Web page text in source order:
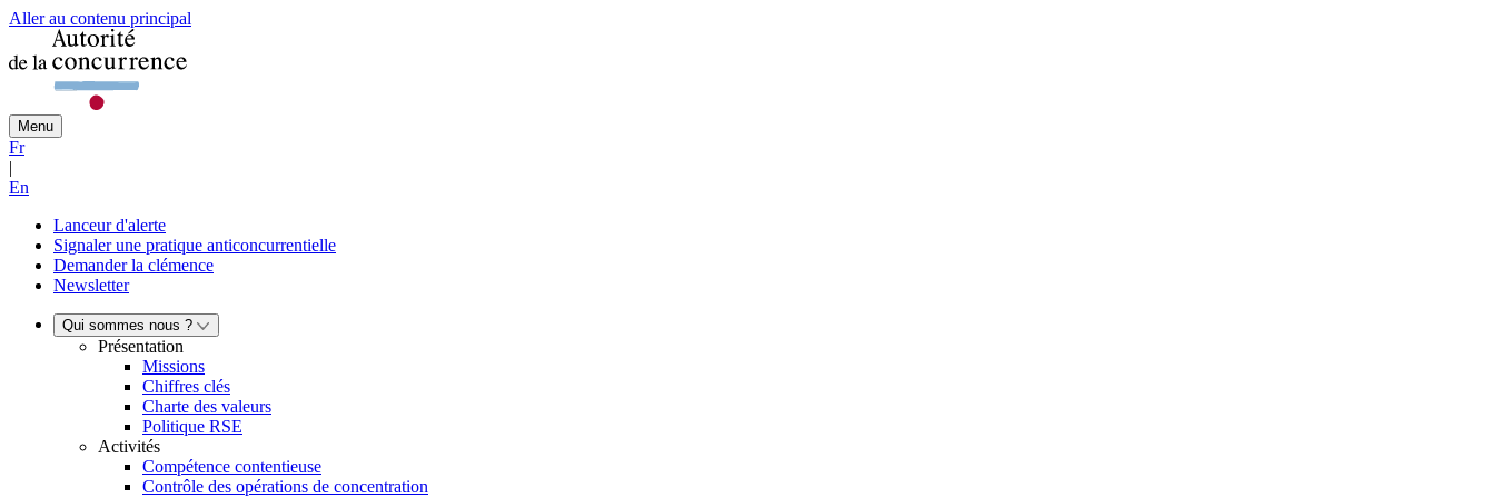
Aller au contenu principal
Menu
Fr
|
En
Lanceur d'alerte
Signaler une pratique anticoncurrentielle
Demander la clémence
Newsletter
Qui sommes nous ?
Présentation
Missions
Chiffres clés
Charte des valeurs
Politique RSE
Activités
Compétence contentieuse
Contrôle des opérations de concentration